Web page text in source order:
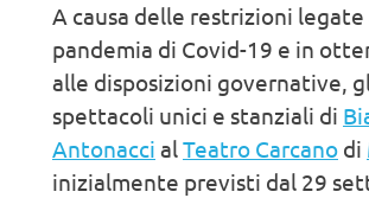
A causa delle restrizioni legate
pandemia di Covid-19 e in
alle disposizioni governative,
spettacoli unici e stanziali di
Antonacci alTeatro Carcano di
inizialmente previsti dal 29